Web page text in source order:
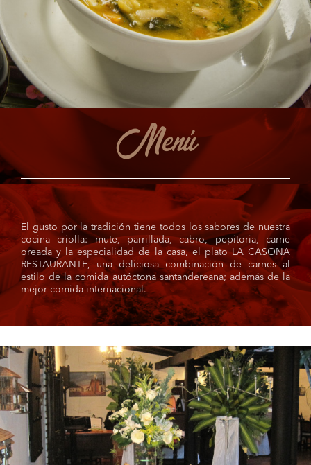
Menú
El gusto por la tradición tiene todos los sabores de nuestra
cocina criolla: mute, parrillada, cabro, pepitoria, carne
oreada y la especialidad de la casa, el plato LA CASONA
RESTAURANTE, una deliciosa combinación de carnes al
estilo de la comida autóctona santandereana; además de la
mejor comida internacional.